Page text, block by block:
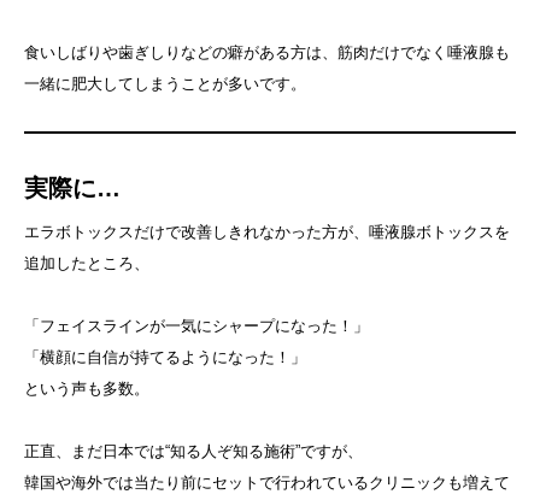
食いしばりや歯ぎしりなどの癖がある方は、筋肉だけでなく唾液腺も
一緒に肥大してしまうことが多いです。
実際に…
エラボトックスだけで改善しきれなかった方が、唾液腺ボトックスを
追加したところ、
「フェイスラインが一気にシャープになった！」
「横顔に自信が持てるようになった！」
という声も多数。
正直、まだ日本では“知る人ぞ知る施術”ですが、
韓国や海外では当たり前にセットで行われているクリニックも増えて